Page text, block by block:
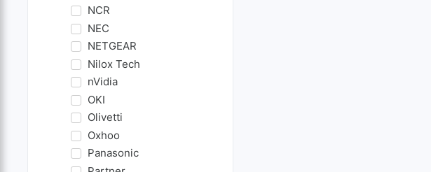
NCR
NEC
NETGEAR
Nilox Tech
nVidia
OKI
Olivetti
Oxhoo
Panasonic